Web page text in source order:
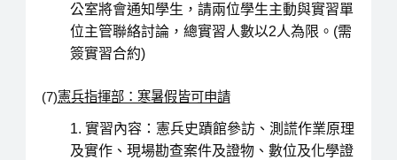
公室將會通知學生，請兩位學生主動與實習單
位主管聯絡討論，總實習人數以2人為限。(需
簽實習合約)
(7)憲兵指揮部：寒暑假皆可申請
實習內容：憲兵史蹟館參訪、測謊作業原理
及實作、現場勘查案件及證物、數位及化學證